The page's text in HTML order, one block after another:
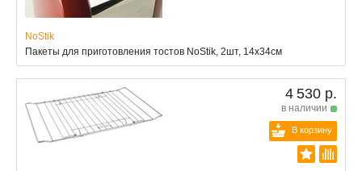
NoStik
Пакеты для приготовления тостов NoStik, 2шт, 14x34см
4 530 р.
в наличии
В корзину